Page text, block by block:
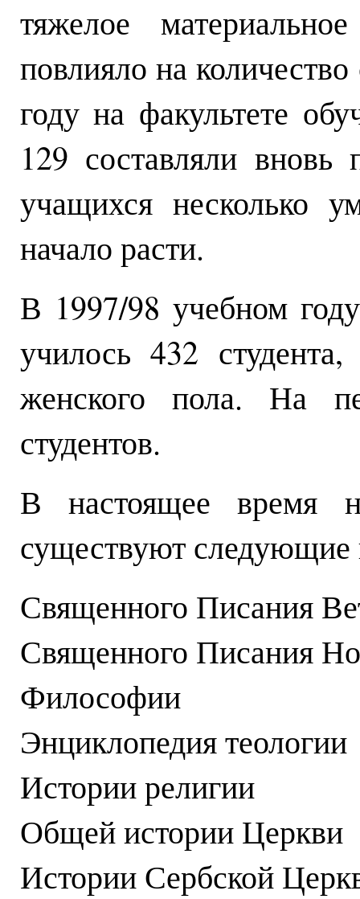
тяжелое
повлияло на
году на факультете
129 составляли
учащихся несколько
начало расти.
В 1997/98 учебном
училось 432
женского пола. На
студентов.
В настоящее время
существуют
Священного Писания
Священного Писания
Философии
Энциклопедия теологии
Истории религии
Общей истории Церкви
Истории Сербской